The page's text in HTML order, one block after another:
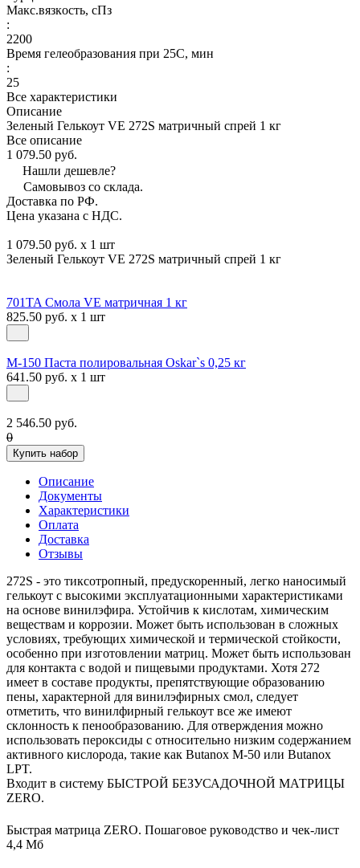
Макс.вязкoсть, сПз
:
2200
Время гелеобразования при 25С, мин
:
25
Все характеристики
Описание
Зеленый Гелькоут VE 272S матричный спрей 1 кг
Все описание
1 079.50 руб.
Нашли дешевле?
Самовывоз со склада.
Доставка по РФ.
Цена указана с НДС.
1 079.50 руб. x 1 шт
Зеленый Гелькоут VE 272S матричный спрей 1 кг
701TA Смола VE матричная 1 кг
825.50 руб. x 1 шт
М-150 Паста полировальная Oskar`s 0,25 кг
641.50 руб. x 1 шт
2 546.50 руб.
0
Купить набор
Описание
Документы
Характеристики
Оплата
Доставка
Отзывы
272S - это тиксотропный, предускоренный, легко наносимый
гелькоут с высокими эксплуатационными характеристиками
на основе винилэфира. Устойчив к кислотам, химическим
веществам и коррозии. Может быть использован в сложных
условиях, требующих химической и термической стойкости,
особенно при изготовлении матриц. Может быть использован
для контакта с водой и пищевыми продуктами. Хотя 272
имеет в составе продукты, препятствующие образованию
пены, характерной для винилэфирных смол, следует
отметить, что винилфирный гелькоут все же имеют
склонность к пенообразованию. Для отверждения можно
использовать пероксиды с относительно низким содержанием
активного кислорода, такие как Butanox M-50 или Butanox
LPT.
Входит в систему БЫСТРОЙ БЕЗУСАДОЧНОЙ МАТРИЦЫ
ZERO.
Быстрая матрица ZERO. Пошаговое руководство и чек-лист
4,4 Мб